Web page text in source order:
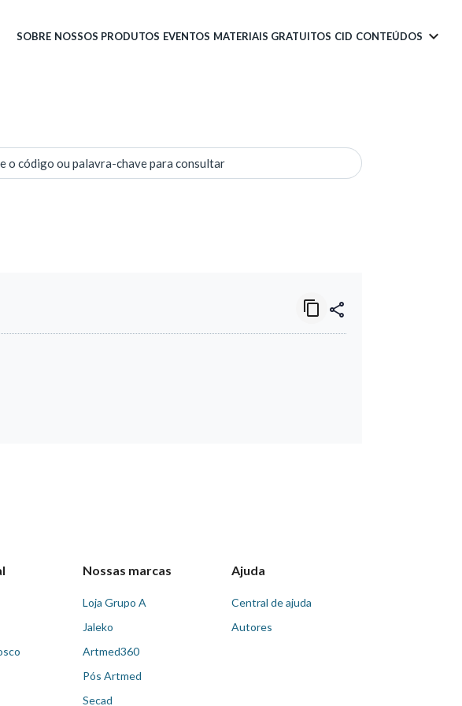
SOBRE NOSSOS PRODUTOS EVENTOS MATERIAIS GRATUITOS CID CONTEÚDOS
o código ou palavra-chave para consultar
Nossas marcas
Loja Grupo A
Jaleko
Artmed360
Pós Artmed
Secad
Ajuda
Central de ajuda
Autores